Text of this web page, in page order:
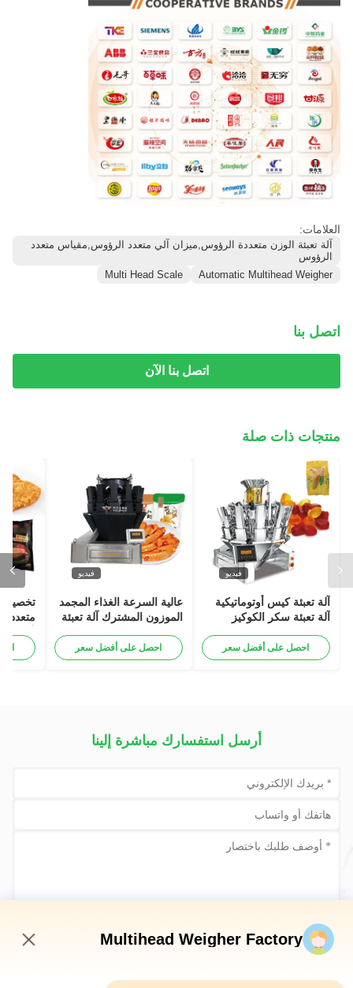
العلامات:
آلة تعبئة الوزن متعددة الرؤوس,ميزان آلي متعدد الرؤوس,مقياس متعدد
الرؤوس
Automatic Multihead Weigher
Multi Head Scale
اتصل بنا
اتصل بنا الآن
منتجات ذات صلة
فيديو
آلة تعبئة كيس أوتوماتيكية
آلة تعبئة سكر الكوكيز
الرؤوساحصل على أفضل سعر
فيديو
عالية السرعة الغذاء المجمد
الموزون المشترك آلة تعبئة
المسمار PLC متعدد
الرؤوس
احصل على أفضل سعر
تخصيص
حزمة
حزمة
أرسل استفسارك مباشرة إلينا
أرسلي الآن
Multihead Weigher Factory